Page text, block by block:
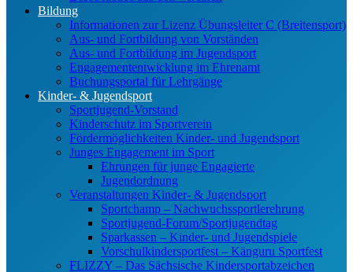
Bildung
Informationen zur Lizenz Übungsleiter C (Breitensport)
Aus- und Fortbildung von Vorständen
Aus- und Fortbildung im Jugendsport
Engagemententwicklung im Ehrenamt
Buchungsportal für Lehrgänge
Kinder- & Jugendsport
Sportjugend-Vorstand
Kinderschutz im Sportverein
Fördermöglichkeiten Kinder- und Jugendsport
Junges Engagement im Sport
Ehrungen für junge Engagierte
Jugendordnung
Veranstaltungen Kinder- & Jugendsport
Sportchamp – Nach­wuchs­sportler­ehrung
Sportjugend-Forum/Sport­jugend­tag
Sparkassen – Kinder- und Jugendspiele
Vorschulkindersportfest – Känguru Sportfest
FLIZZY – Das Sächsische Kindersportabzeichen